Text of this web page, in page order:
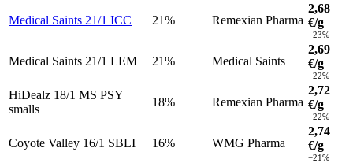
Medical Saints 21/1 ICC 21% Remexian Pharma
2,68
€/g
−23%
Medical Saints 21/1 LEM 21% Medical Saints
2,69
€/g
−22%
HiDealz 18/1 MS PSY
smalls
18% Remexian Pharma
2,72
€/g
−22%
Coyote Valley 16/1 SBLI 16% WMG Pharma
2,74
€/g
−21%